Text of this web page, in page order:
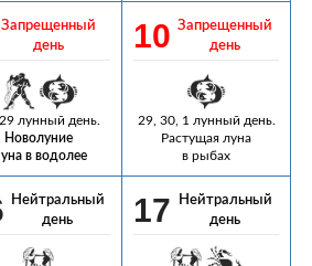
Запрещенный
день
лунный день.
Новолуние
в водолее
10 Запрещенный
день
29, 30, 1 лунный день.
Растущая луна
в рыбах
Нейтральный
день
17
Нейтральный
день